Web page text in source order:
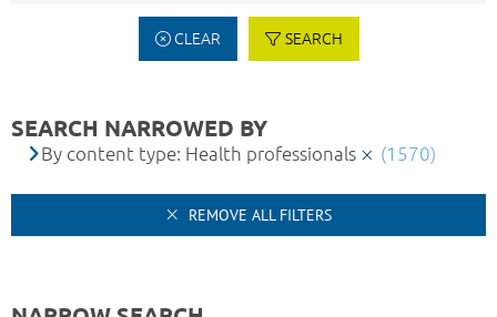
CLEAR SEARCH
SEARCH NARROWED BY
By content type: Health professionals (1570)
REMOVE ALL FILTERS